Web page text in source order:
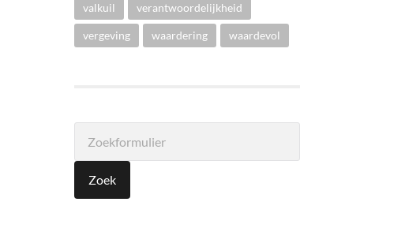
valkuil verantwoordelijkheid
vergeving waardering waardevol